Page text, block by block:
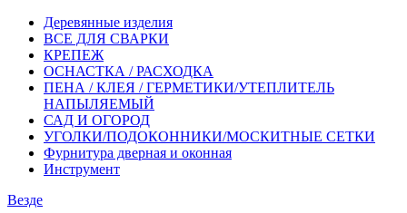
Деревянные изделия
ВСЕ ДЛЯ СВАРКИ
КРЕПЕЖ
ОСНАСТКА / РАСХОДКА
ПЕНА / КЛЕЯ / ГЕРМЕТИКИ/УТЕПЛИТЕЛЬ
НАПЫЛЯЕМЫЙ
САД И ОГОРОД
УГОЛКИ/ПОДОКОННИКИ/МОСКИТНЫЕ СЕТКИ
Фурнитура дверная и оконная
Инструмент
Везде